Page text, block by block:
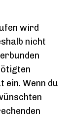
wird
nicht
ein. Wenn du